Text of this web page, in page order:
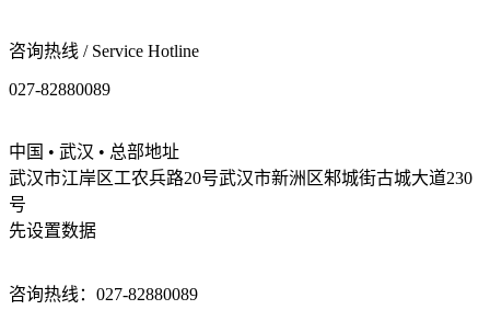
咨询热线 / Service Hotline
027-82880089
中国 • 武汉 • 总部地址
武汉市江岸区工农兵路20号武汉市新洲区邾城街古城大道230
号
先设置数据
咨询热线：027-82880089